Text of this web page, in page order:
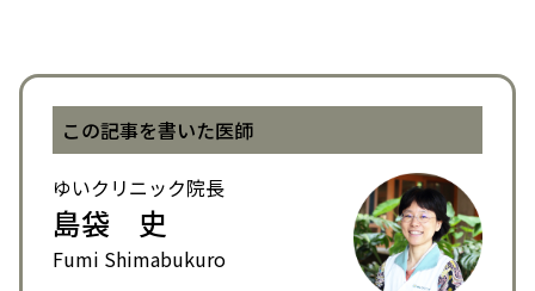
この記事を書いた医師
ゆいクリニック院長
島袋 史
Fumi Shimabukuro